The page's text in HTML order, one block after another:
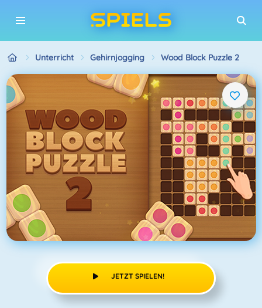
Unterricht Gehirnjogging Wood Block Puzzle 2
JETZT SPIELEN!